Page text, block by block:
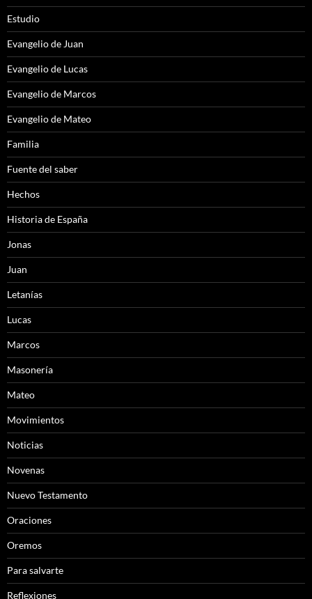
Estudio
Evangelio de Juan
Evangelio de Lucas
Evangelio de Marcos
Evangelio de Mateo
Familia
Fuente del saber
Hechos
Historia de España
Jonas
Juan
Letanías
Lucas
Marcos
Masonería
Mateo
Movimientos
Noticias
Novenas
Nuevo Testamento
Oraciones
Oremos
Para salvarte
Reflexiones